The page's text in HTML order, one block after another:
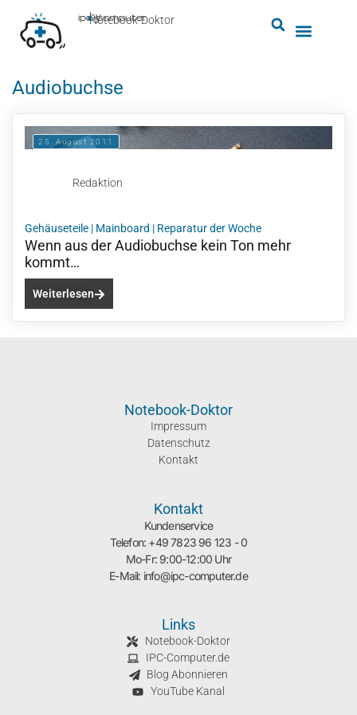
Notebook-Doktor
by
■
ipc-computer
Audiobuchse
25. August 2011
Redaktion
Gehäuseteile | Mainboard | Reparatur der Woche
Wenn aus der Audiobuchse kein Ton mehr
kommt…
Weiterlesen
Notebook-Doktor
Impressum
Datenschutz
Kontakt
Kontakt
Kundenservice
Telefon: +49 7823 96 123 - 0
Mo-Fr: 9:00-12:00 Uhr
E-Mail: info@ipc-computer.de
Links
Notebook-Doktor
IPC-Computer.de
Blog Abonnieren
YouTube Kanal